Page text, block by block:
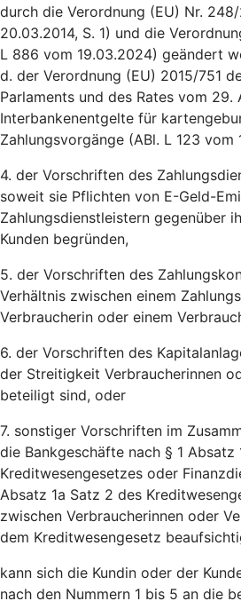
durch die Verordnung (EU) Nr.
20.03.2014, S. 1) und die
L 886 vom 19.03.2024) geändert
d. der Verordnung (EU) 2015/751
Parlaments und des Rates vom 29.
Interbankenentgelte für
Zahlungsvorgänge (ABl. L 123 vom
4. der Vorschriften des
soweit sie Pflichten von E-Geld-
Zahlungsdienstleistern gegenüber
Kunden begründen,
5. der Vorschriften des
Verhältnis zwischen einem
Verbraucherin oder einem
6. der Vorschriften des
der Streitigkeit Verbraucherinnen
beteiligt sind, oder
7. sonstiger Vorschriften im
die Bankgeschäfte nach § 1 Absatz
Kreditwesengesetzes oder
Absatz 1a Satz 2 des
zwischen Verbraucherinnen oder
dem Kreditwesengesetz
kann sich die Kundin oder der
nach den Nummern 1 bis 5 an die